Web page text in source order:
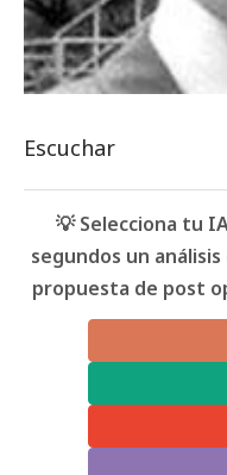
Escuchar
💡 Selecciona tu
segundos un
propuesta de post